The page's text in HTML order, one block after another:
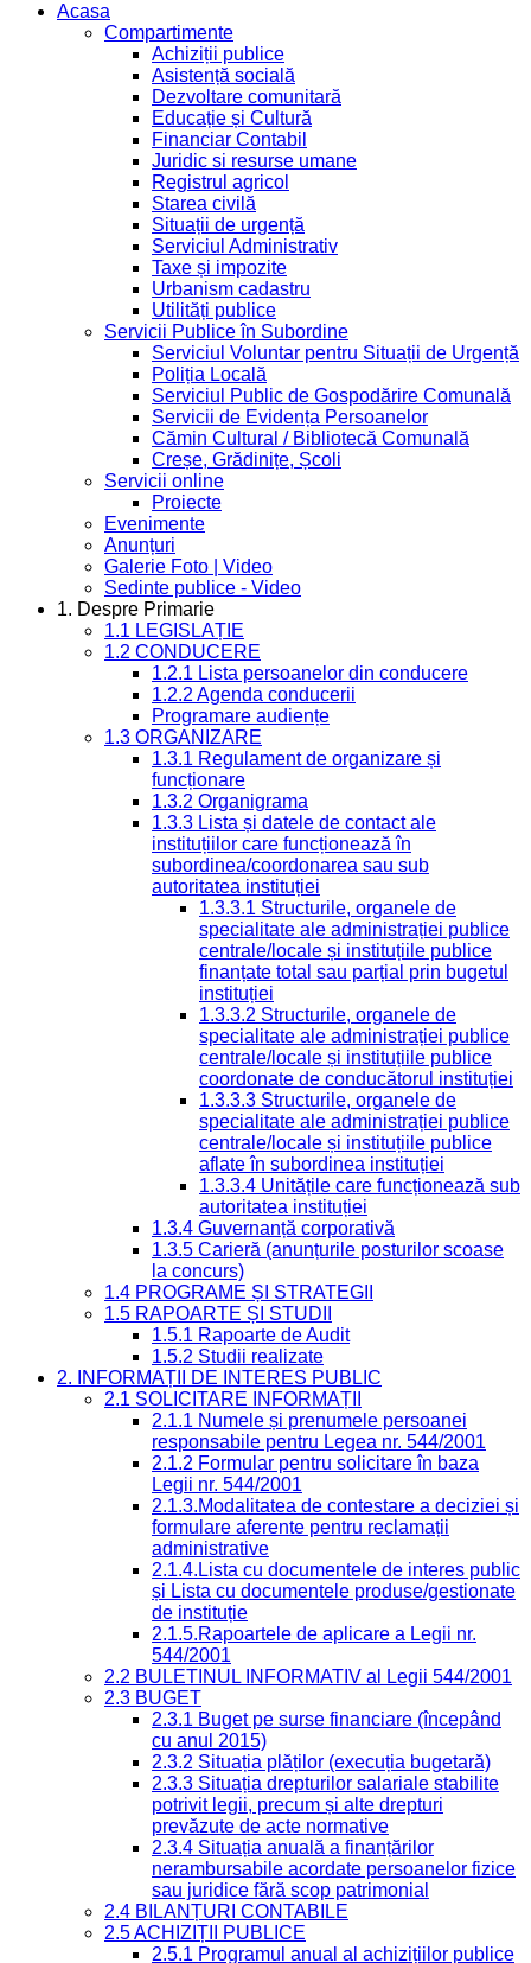
Acasa
Compartimente
Achiziții publice
Asistență socială
Dezvoltare comunitară
Educație și Cultură
Financiar Contabil
Juridic si resurse umane
Registrul agricol
Starea civilă
Situații de urgență
Serviciul Administrativ
Taxe și impozite
Urbanism cadastru
Utilități publice
Servicii Publice în Subordine
Serviciul Voluntar pentru Situații de Urgență
Poliția Locală
Serviciul Public de Gospodărire Comunală
Servicii de Evidența Persoanelor
Cămin Cultural / Bibliotecă Comunală
Creșe, Grădinițe, Școli
Servicii online
Proiecte
Evenimente
Anunțuri
Galerie Foto | Video
Sedinte publice - Video
1. Despre Primarie
1.1 LEGISLAȚIE
1.2 CONDUCERE
1.2.1 Lista persoanelor din conducere
1.2.2 Agenda conducerii
Programare audiențe
1.3 ORGANIZARE
1.3.1 Regulament de organizare și
funcționare
1.3.2 Organigrama
1.3.3 Lista și datele de contact ale
instituțiilor care funcționează în
subordinea/coordonarea sau sub
autoritatea instituției
1.3.3.1 Structurile, organele de
specialitate ale administrației publice
centrale/locale și instituțiile publice
finanțate total sau parțial prin bugetul
instituției
1.3.3.2 Structurile, organele de
specialitate ale administrației publice
centrale/locale și instituțiile publice
coordonate de conducătorul instituției
1.3.3.3 Structurile, organele de
specialitate ale administrației publice
centrale/locale și instituțiile publice
aflate în subordinea instituției
1.3.3.4 Unitățile care funcționează sub
autoritatea instituției
1.3.4 Guvernanță corporativă
1.3.5 Carieră (anunțurile posturilor scoase
la concurs)
1.4 PROGRAME ȘI STRATEGII
1.5 RAPOARTE ȘI STUDII
1.5.1 Rapoarte de Audit
1.5.2 Studii realizate
2. INFORMAȚII DE INTERES PUBLIC
2.1 SOLICITARE INFORMAȚII
2.1.1 Numele și prenumele persoanei
responsabile pentru Legea nr. 544/2001
2.1.2 Formular pentru solicitare în baza
Legii nr. 544/2001
2.1.3.Modalitatea de contestare a deciziei și
formulare aferente pentru reclamații
administrative
2.1.4.Lista cu documentele de interes public
și Lista cu documentele produse/gestionate
de instituție
2.1.5.Rapoartele de aplicare a Legii nr.
544/2001
2.2 BULETINUL INFORMATIV al Legii 544/2001
2.3 BUGET
2.3.1 Buget pe surse financiare (începând
cu anul 2015)
2.3.2 Situația plăților (execuția bugetară)
2.3.3 Situația drepturilor salariale stabilite
potrivit legii, precum și alte drepturi
prevăzute de acte normative
2.3.4 Situația anuală a finanțărilor
nerambursabile acordate persoanelor fizice
sau juridice fără scop patrimonial
2.4 BILANȚURI CONTABILE
2.5 ACHIZIȚII PUBLICE
2.5.1 Programul anual al achizițiilor publice